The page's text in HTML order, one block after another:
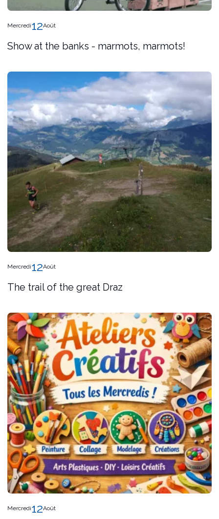
Mercredi12Août
Show at the banks - marmots, marmots!
Mercredi12Août
The trail of the great Draz
Mercredi12Août